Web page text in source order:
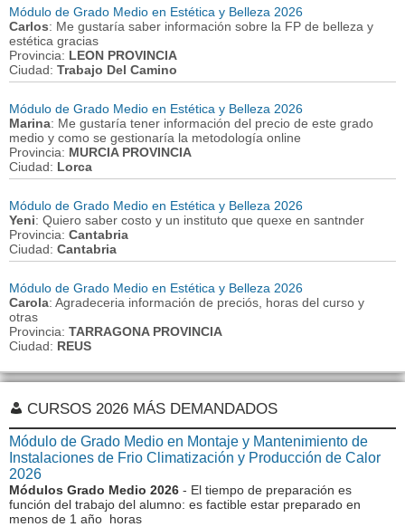
Módulo de Grado Medio en Estética y Belleza 2026
Carlos: Me gustaría saber información sobre la FP de belleza y
estética gracias
Provincia: LEON PROVINCIA
Ciudad: Trabajo Del Camino
Módulo de Grado Medio en Estética y Belleza 2026
Marina: Me gustaría tener información del precio de este grado
medio y como se gestionaría la metodología online
Provincia: MURCIA PROVINCIA
Ciudad: Lorca
Módulo de Grado Medio en Estética y Belleza 2026
Yeni: Quiero saber costo y un instituto que quexe en santnder
Provincia: Cantabria
Ciudad: Cantabria
Módulo de Grado Medio en Estética y Belleza 2026
Carola: Agradeceria información de preciós, horas del curso y
otras
Provincia: TARRAGONA PROVINCIA
Ciudad: REUS
CURSOS 2026 MÁS DEMANDADOS
Módulo de Grado Medio en Montaje y Mantenimiento de
Instalaciones de Frio Climatización y Producción de Calor
2026
Módulos Grado Medio 2026 - El tiempo de preparación es
función del trabajo del alumno: es factible estar preparado en
menos de 1 año horas